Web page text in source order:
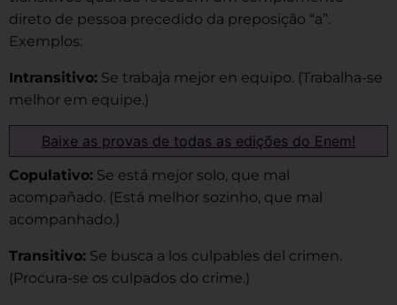
direto de pessoa precedido da preposição “a”.
Exemplos:
Intransitivo: Se trabaja mejor en equipo. (Trabalha-se
melhor em equipe.)
Baixe as provas de todas as edições do Enem!
Copulativo: Se está mejor solo, que mal
acompañado. (Está melhor sozinho, que mal
acompanhado.)
Transitivo: Se busca a los culpables del crimen.
(Procura-se os culpados do crime.)